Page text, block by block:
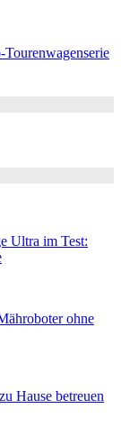
Ultra im Test:
ohne
Hause betreuen